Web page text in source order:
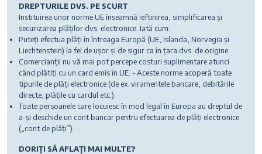
DREPTURILE DVS. PE SCURT
Instituirea unor norme UE înseamnă ieftinirea, simplificarea și
securizarea plăților dvs. electronice. Iată cum:
Puteți efectua plăți în întreaga Europă (UE, Islanda, Norvegia și
Liechtenstein) la fel de ușor și de sigur ca în țara dvs. de origine.
Comercianții nu vă mai pot percepe costuri suplimentare atunci
când plătiți cu un card emis în UE. - Aceste norme acoperă toate
tipurile de plăți electronice (de ex. viramentele bancare, debitările
directe, plățile cu cardul etc.).
Toate persoanele care locuiesc în mod legal în Europa au dreptul de
a-și deschide un cont bancar pentru efectuarea de plăți electronice
(„cont de plăți”).
DORIȚI SĂ AFLAȚI MAI MULTE?